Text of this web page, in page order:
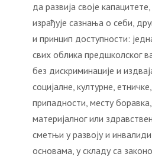
да развија своје
израђује сазнања о себи,
и принцип доступности:
свих облика предшколског
без дискриминације и
социјалне, културне,
припадности, месту
материјалног или
сметњи у развоју и
основама, у складу са